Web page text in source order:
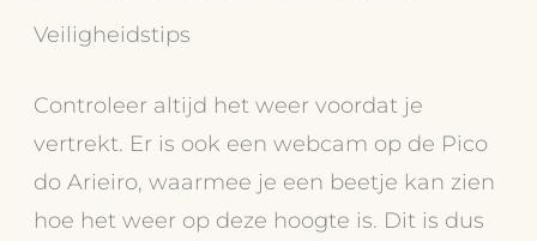
Veiligheidstips
Controleer altijd het weer voordat je
vertrekt. Er is ook een webcam op de Pico
do Arieiro, waarmee je een beetje kan zien
hoe het weer op deze hoogte is. Dit is dus